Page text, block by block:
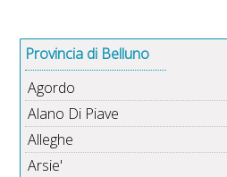
Provincia di Belluno
Agordo
Alano Di Piave
Alleghe
Arsie'